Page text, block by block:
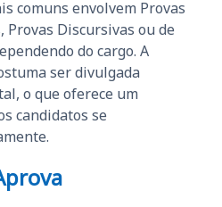
comuns envolvem Provas
Provas Discursivas ou de
do cargo. A
ser divulgada
o que oferece um
candidatos se